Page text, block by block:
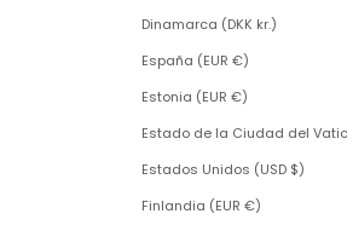
Dinamarca (DKK kr.)
España (EUR €)
Estonia (EUR €)
Estado de la Ciudad del
Estados Unidos (USD $)
Finlandia (EUR €)